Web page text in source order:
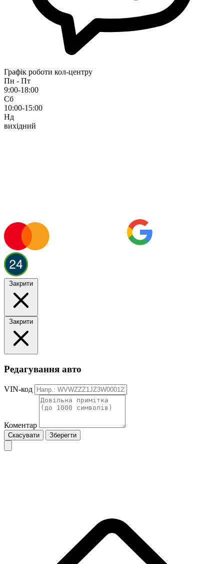
Графік роботи кол-центру
Пн - Пт
9:00-18:00
Сб
10:00-15:00
Нд
вихідний
Закрити
Закрити
Редагування авто
VIN-код
Коментар
Скасувати Зберегти